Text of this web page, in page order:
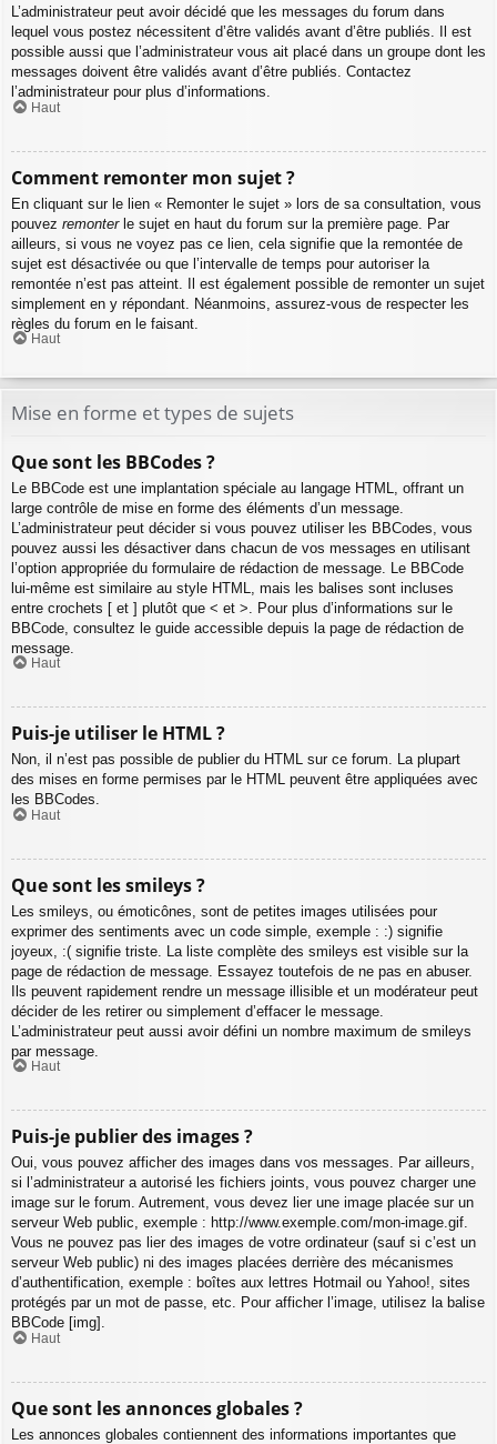
L’administrateur peut avoir décidé que les messages du forum dans
lequel vous postez nécessitent d’être validés avant d’être publiés. Il est
possible aussi que l’administrateur vous ait placé dans un groupe dont les
messages doivent être validés avant d’être publiés. Contactez
l’administrateur pour plus d’informations.
Haut
Comment remonter mon sujet ?
En cliquant sur le lien « Remonter le sujet » lors de sa consultation, vous
pouvez remonterle sujet en haut du forum sur la première page. Par
ailleurs, si vous ne voyez pas ce lien, cela signifie que la remontée de
sujet est désactivée ou que l’intervalle de temps pour autoriser la
remontée n’est pas atteint. Il est également possible de remonter un sujet
simplement en y répondant. Néanmoins, assurez-vous de respecter les
règles du forum en le faisant.
Haut
Mise en forme et types de sujets
Que sont les BBCodes ?
Le BBCode est une implantation spéciale au langage HTML, offrant un
large contrôle de mise en forme des éléments d’un message.
L’administrateur peut décider si vous pouvez utiliser les BBCodes, vous
pouvez aussi les désactiver dans chacun de vos messages en utilisant
l’option appropriée du formulaire de rédaction de message. Le BBCode
lui-même est similaire au style HTML, mais les balises sont incluses
entre crochets [ et ] plutôt que < et >. Pour plus d’informations sur le
BBCode, consultez le guide accessible depuis la page de rédaction de
message.
Haut
Puis-je utiliser le HTML ?
Non, il n’est pas possible de publier du HTML sur ce forum. La plupart
des mises en forme permises par le HTML peuvent être appliquées avec
les BBCodes.
Haut
Que sont les smileys ?
Les smileys, ou émoticônes, sont de petites images utilisées pour
exprimer des sentiments avec un code simple, exemple : :) signifie
joyeux, :( signifie triste. La liste complète des smileys est visible sur la
page de rédaction de message. Essayez toutefois de ne pas en abuser.
Ils peuvent rapidement rendre un message illisible et un modérateur peut
décider de les retirer ou simplement d’effacer le message.
L’administrateur peut aussi avoir défini un nombre maximum de smileys
par message.
Haut
Puis-je publier des images ?
Oui, vous pouvez afficher des images dans vos messages. Par ailleurs,
si l’administrateur a autorisé les fichiers joints, vous pouvez charger une
image sur le forum. Autrement, vous devez lier une image placée sur un
serveur Web public, exemple : http://www.exemple.com/mon-image.gif.
Vous ne pouvez pas lier des images de votre ordinateur (sauf si c’est un
serveur Web public) ni des images placées derrière des mécanismes
d’authentification, exemple : boîtes aux lettres Hotmail ou Yahoo!, sites
protégés par un mot de passe, etc. Pour afficher l’image, utilisez la balise
BBCode [img].
Haut
Que sont les annonces globales ?
Les annonces globales contiennent des informations importantes que